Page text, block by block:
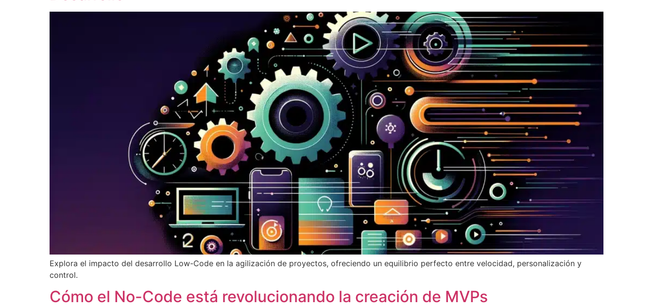
Explora el impacto del desarrollo Low-Code en la agilización de proyectos, ofreciendo un equilibrio perfecto entre velocidad, personalización y
control.
Cómo el No-Code está revolucionando la creación de MVPs